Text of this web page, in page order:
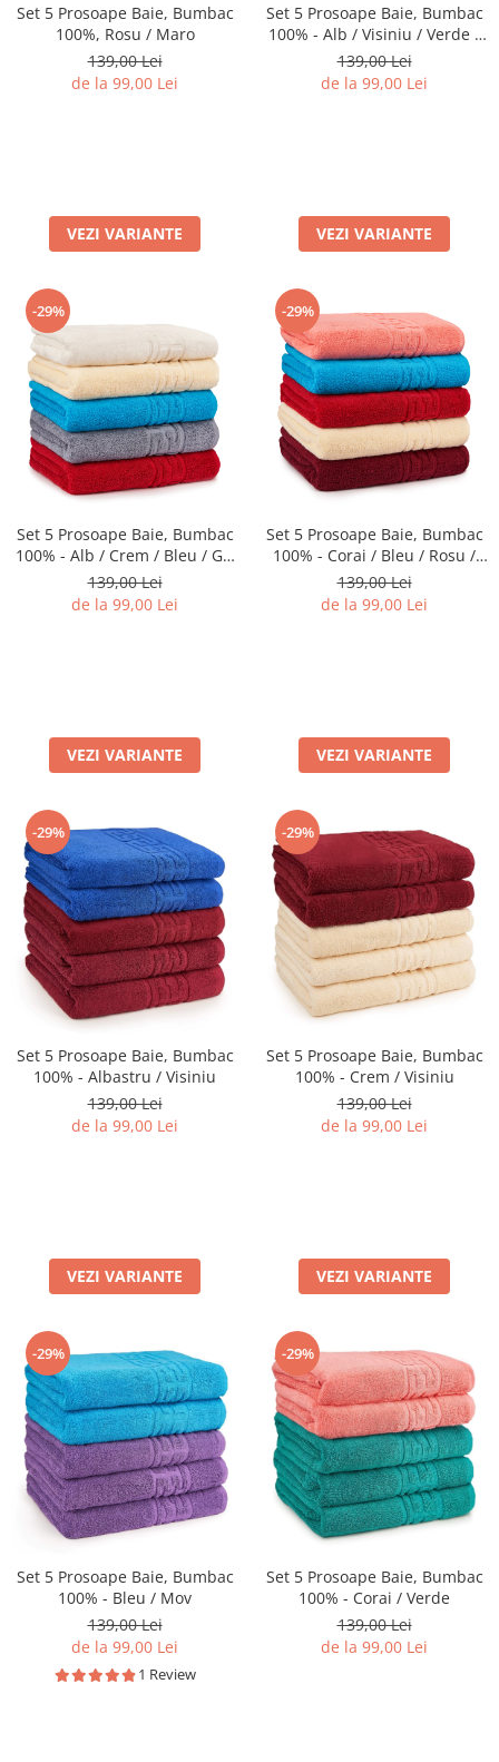
Set 5 Prosoape Baie, Bumbac
100%, Rosu / Maro
139,00 Lei
de la 99,00 Lei
VEZI VARIANTE
Set 5 Prosoape Baie, Bumbac
100% - Alb / Visiniu / Verde /
Albastru / Bleu
139,00 Lei
de la 99,00 Lei
VEZI VARIANTE
-29%
Set 5 Prosoape Baie, Bumbac
100% - Alb / Crem / Bleu / Gri
/ Rosu
139,00 Lei
de la 99,00 Lei
VEZI VARIANTE
-29%
Set 5 Prosoape Baie, Bumbac
100% - Corai / Bleu / Rosu /
Crem / Visiniu
139,00 Lei
de la 99,00 Lei
VEZI VARIANTE
-29%
Set 5 Prosoape Baie, Bumbac
100% - Albastru / Visiniu
139,00 Lei
de la 99,00 Lei
VEZI VARIANTE
-29%
Set 5 Prosoape Baie, Bumbac
100% - Crem / Visiniu
139,00 Lei
de la 99,00 Lei
VEZI VARIANTE
-29%
Set 5 Prosoape Baie, Bumbac
100% - Bleu / Mov
139,00 Lei
de la 99,00 Lei
1 Review
-29%
Set 5 Prosoape Baie, Bumbac
100% - Corai / Verde
139,00 Lei
de la 99,00 Lei